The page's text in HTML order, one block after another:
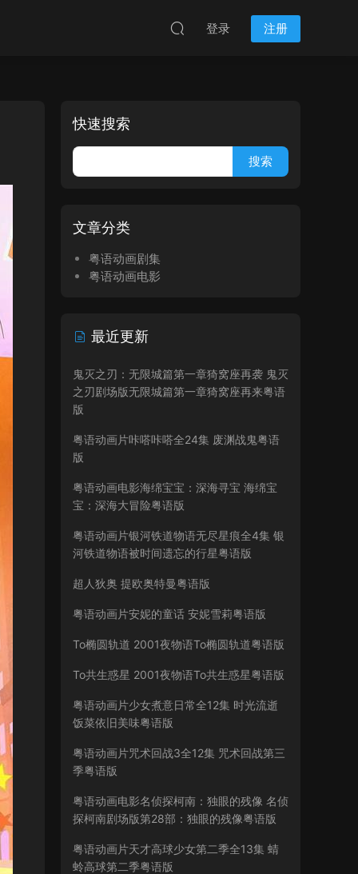
登录 注册
快速搜索
文章分类
粤语动画剧集
粤语动画电影
最近更新
鬼灭之刃：无限城篇第一章猗窝座再袭 鬼灭
之刃剧场版无限城篇第一章猗窝座再来粤语
版
粤语动画片咔嗒咔嗒全24集 废渊战鬼粤语
版
粤语动画电影海绵宝宝：深海寻宝 海绵宝
宝：深海大冒险粤语版
粤语动画片银河铁道物语无尽星痕全4集 银
河铁道物语被时间遗忘的行星粤语版
超人狄奥 提欧奥特曼粤语版
粤语动画片安妮的童话 安妮雪莉粤语版
To椭圆轨道 2001夜物语To椭圆轨道粤语版
To共生惑星 2001夜物语To共生惑星粤语版
粤语动画片少女煮意日常全12集 时光流逝
饭菜依旧美味粤语版
粤语动画片咒术回战3全12集 咒术回战第三
季粤语版
粤语动画电影名侦探柯南：独眼的残像 名侦
探柯南剧场版第28部：独眼的残像粤语版
粤语动画片天才高球少女第二季全13集 蜻
蛉高球第二季粤语版